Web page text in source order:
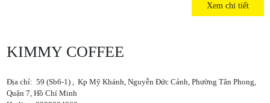
Xem chi tiết
KIMMY COFFEE
Địa chỉ: 59 (Sb6-1) , Kp Mỹ Khánh, Nguyễn Đức Cảnh, Phường Tân Phong,
Quận 7, Hồ Chí Minh